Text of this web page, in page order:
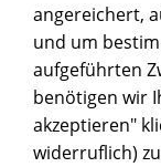
angereichert,
und um
aufgeführten
benötigen wir
akzeptieren"
widerruflich)